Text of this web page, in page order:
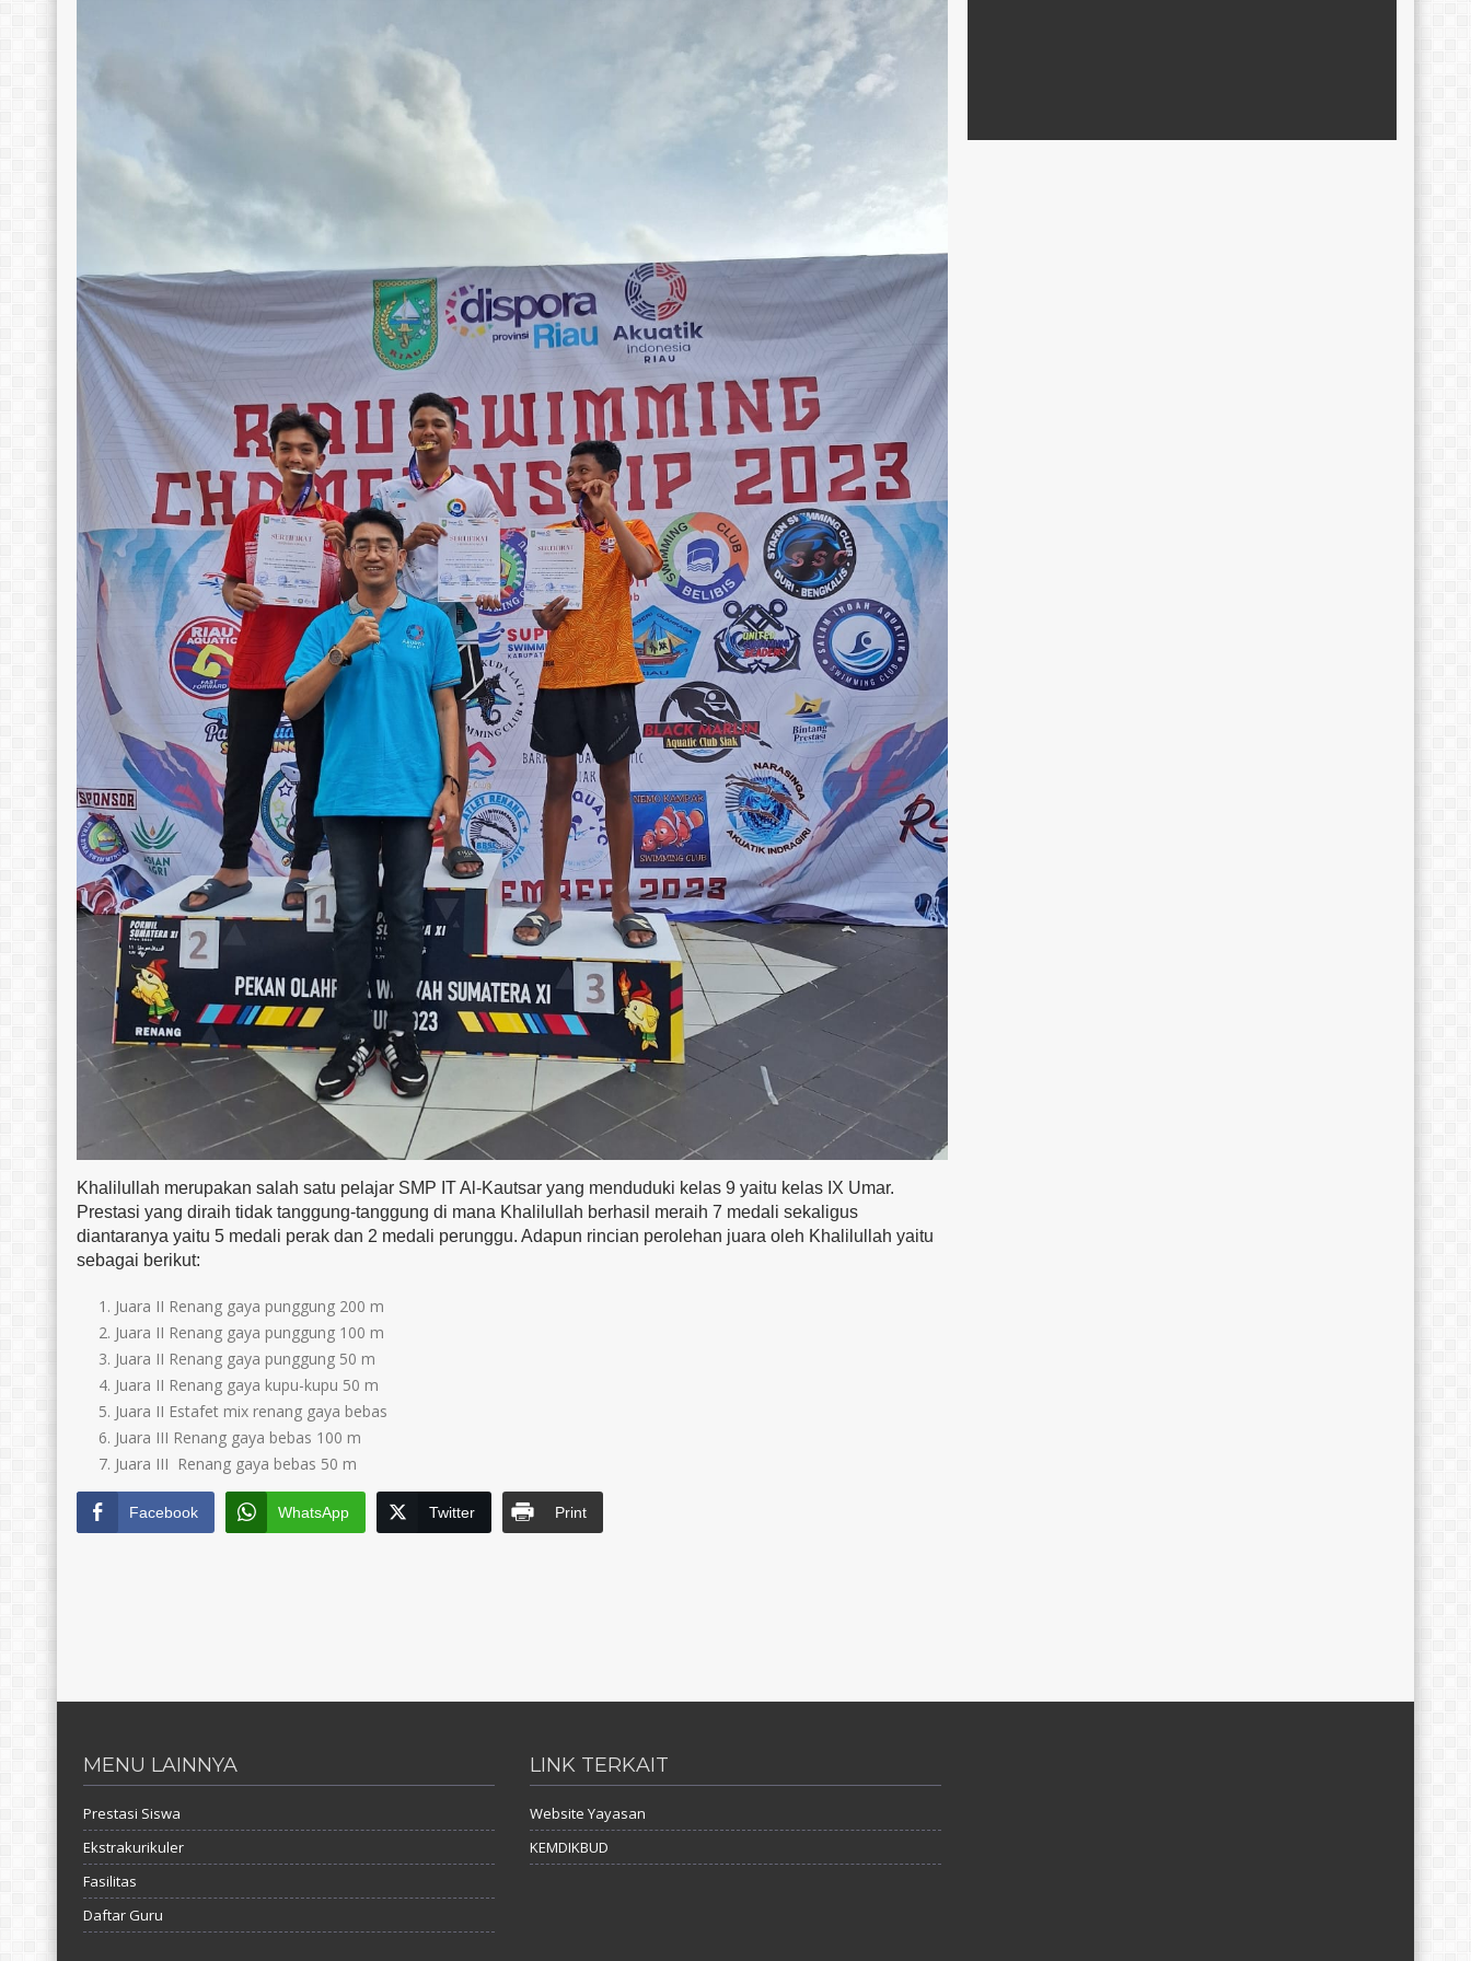
Khalilullah merupakan salah satu pelajar SMP IT Al-Kautsar yang menduduki kelas 9 yaitu kelas IX Umar.
Prestasi yang diraih tidak tanggung-tanggung di mana Khalilullah berhasil meraih 7 medali sekaligus
diantaranya yaitu 5 medali perak dan 2 medali perunggu. Adapun rincian perolehan juara oleh Khalilullah yaitu
sebagai berikut:
Juara II Renang gaya punggung 200 m
Juara II Renang gaya punggung 100 m
Juara II Renang gaya punggung 50 m
Juara II Renang gaya kupu-kupu 50 m
Juara II Estafet mix renang gaya bebas
Juara III Renang gaya bebas 100 m
Juara III Renang gaya bebas 50 m
Facebook WhatsApp Twitter Print
MENU LAINNYA
Prestasi Siswa
Ekstrakurikuler
Fasilitas
Daftar Guru
LINK TERKAIT
Website Yayasan
KEMDIKBUD